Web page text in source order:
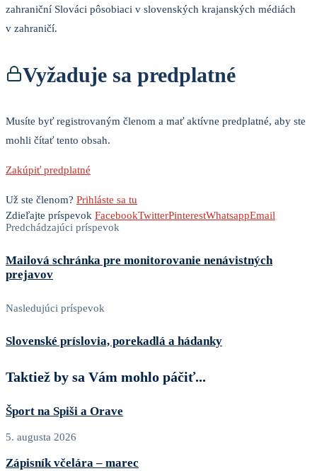
zahraniční Slováci pôsobiaci v slovenských krajanských médiách
v zahraničí.
Vyžaduje sa predplatné
Musíte byť registrovaným členom a mať aktívne predplatné, aby ste
mohli čítať tento obsah.
Zakúpiť predplatné
Už ste členom? Prihláste sa tu
Zdieľajte príspevok FacebookTwitterPinterestWhatsappEmail
Predchádzajúci príspevok
Mailová schránka pre monitorovanie nenávistných
prejavov
Nasledujúci príspevok
Slovenské príslovia, porekadlá a hádanky
Taktiež by sa Vám mohlo páčiť...
Šport na Spiši a Orave
5. augusta 2026
Zápisník včelára – marec